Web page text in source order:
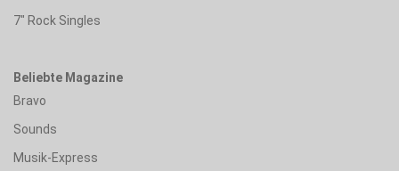
7" Rock Singles
Beliebte Magazine
Bravo
Sounds
Musik-Express